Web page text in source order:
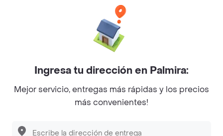
Facebook
Twitter
Instagram
©2026Rappi Inc. All rights reserved.
Ingresa tu dirección en Palmira:
Mejor servicio, entregas más rápidas y los precios
más convenientes!